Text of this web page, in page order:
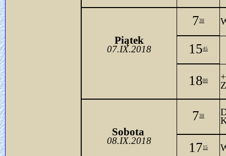
Piątek
07.IX.2018
730
1545
1800
Sobota
08.IX.2018
730
1715